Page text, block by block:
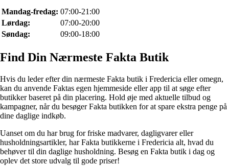
Mandag-fredag: 07:00-21:00
Lørdag:
07:00-20:00
Søndag:
09:00-18:00
Find Din Nærmeste Fakta Butik
Hvis du leder efter din nærmeste Fakta butik i Fredericia eller omegn,
kan du anvende Faktas egen hjemmeside eller app til at søge efter
butikker baseret på din placering. Hold øje med aktuelle tilbud og
kampagner, når du besøger Fakta butikken for at spare ekstra penge på
dine daglige indkøb.
Uanset om du har brug for friske madvarer, dagligvarer eller
husholdningsartikler, har Fakta butikkerne i Fredericia alt, hvad du
behøver til din daglige husholdning. Besøg en Fakta butik i dag og
oplev det store udvalg til gode priser!